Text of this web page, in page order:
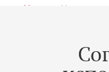
Моцарт
: Увертюра
Ария Керубино
«Свадьбы Фигаро»,